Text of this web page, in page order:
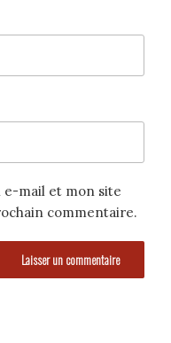
mail et mon site
commentaire.